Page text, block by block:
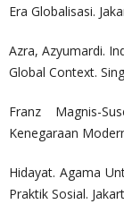
Era Globalisasi.
Azra, Azyumardi.
Global Context.
Franz Magnis-
Kenegaraan
Hidayat. Agama
Praktik Sosial.